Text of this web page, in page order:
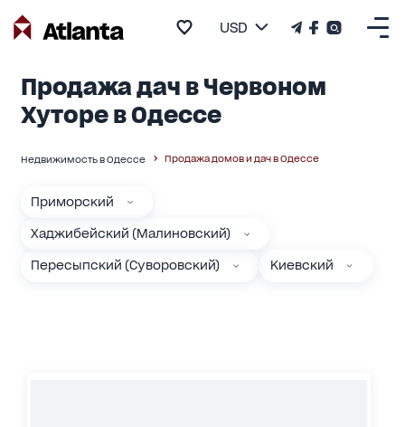
USD
Продажа дач в Червоном
Хуторе в Одессе
Недвижимость в Одессе Продажа домов и дач в Одессе
Приморский
Хаджибейский (Малиновский)
Пересыпский (Суворовский) Киевский